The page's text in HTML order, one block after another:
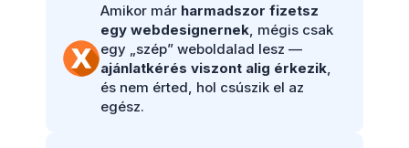
Amikor már harmadszor fizetsz
egy webdesignernek, mégis csak
egy „szép” weboldalad lesz —
ajánlatkérés viszont alig érkezik,
és nem érted, hol csúszik el az
egész.